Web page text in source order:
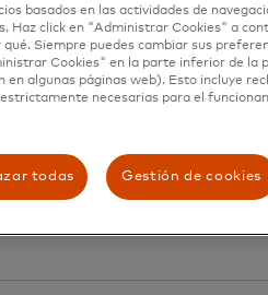
to
basados ​​en las actividades de
Haz click en "Administrar Cookies" a
Siempre puedes cambiar sus
Cookies" en la parte inferior de la
en algunas páginas web). Esto incluye
necesarias para el
todas Gestión de cookies